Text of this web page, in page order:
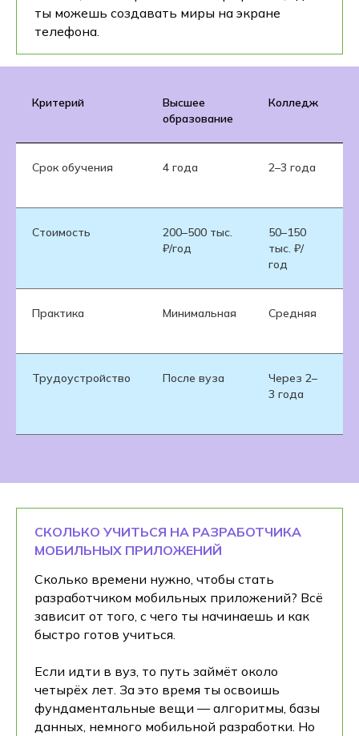
ты можешь создавать миры на экране
телефона.
Критерий
Высшее
образование
Колледж
Срок обучения 4 года 2–3 года
Стоимость
200–500 тыс.
₽/год
50–150
тыс. ₽/
год
Практика Минимальная Средняя
Трудоустройство После вуза
Через 2–
3 года
СКОЛЬКО УЧИТЬСЯ НА РАЗРАБОТЧИКА
МОБИЛЬНЫХ ПРИЛОЖЕНИЙ
Сколько времени нужно, чтобы стать
разработчиком мобильных приложений? Всё
зависит от того, с чего ты начинаешь и как
быстро готов учиться.
Если идти в вуз, то путь займёт около
четырёх лет. За это время ты освоишь
фундаментальные вещи — алгоритмы, базы
данных, немного мобильной разработки. Но